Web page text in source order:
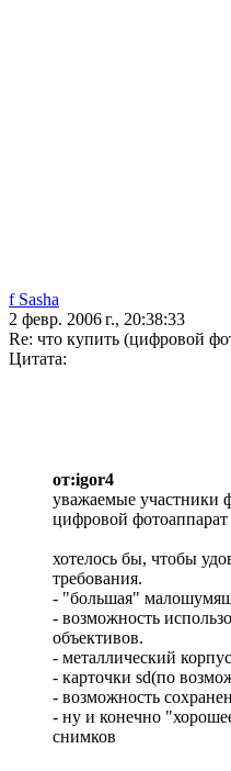
f Sasha
2 февр. 2006 г., 20:38:33
Re: что купить (цифровой
Цитата:
от:igor4
уважаемые участники
цифровой
хотелось бы, чтобы
требования.
- "большая"
- возможность
объективов.
- металлический корпус
- карточки sd(по
- возможность
- ну и конечно
снимков